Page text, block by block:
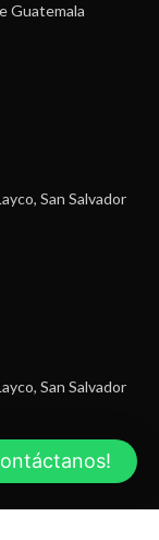
Guatemala
San Salvador
San Salvador